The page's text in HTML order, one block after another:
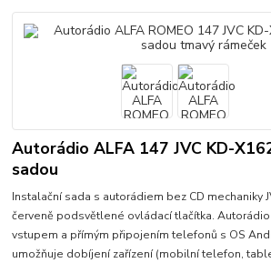
Autorádio ALFA 147 JVC KD-
sadou
Instalační sada s autorádiem bez CD mechaniky
červeně podsvětlené ovládací tlačítka.
vstupem a přímým připojením telefonů s OS
umožňuje dobíjení zařízení (mobilní telefon,